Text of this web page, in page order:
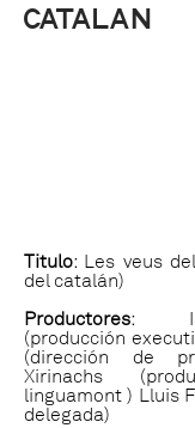
CATALAN
Titulo: Les veus
del catalán)
Productores:
(producción
(dirección de
Xirinachs
linguamont ) Lluis
delegada)